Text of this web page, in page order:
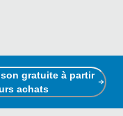
gratuite à partir
achats